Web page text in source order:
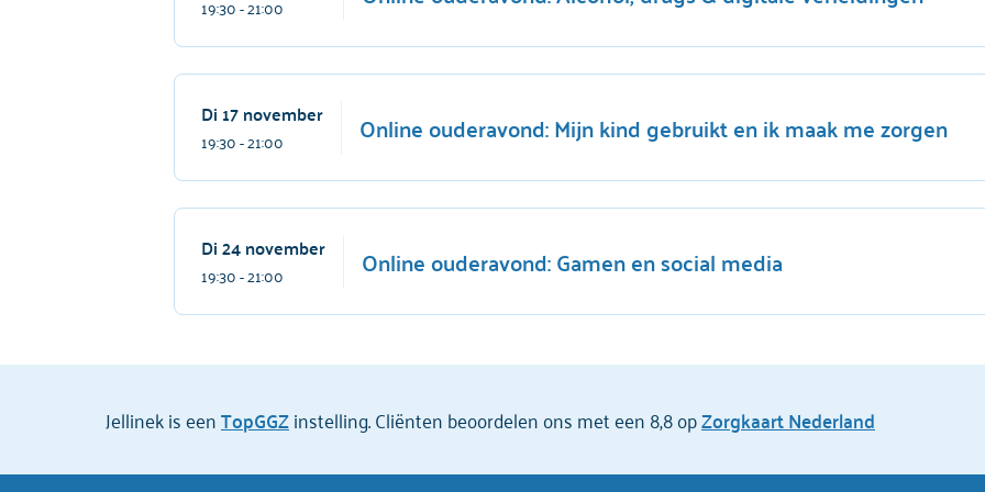
19:30- 21:00
Di 17 november
19:30- 21:00 Online ouderavond: Mijn kind gebruikt en ik maak me zorgen
Di 24 november
19:30- 21:00 Online ouderavond: Gamen en social media
Jellinek is eenTopGGZinstelling. Cliënten beoordelen ons met een 8,8 opZorgkaart Nederland